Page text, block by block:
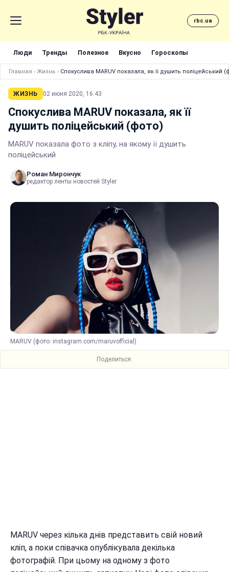
rbc.ua
Люди Тренды Полезное Вкусно Гороскопы
Главная › Жизнь › Спокуслива MARUV показала, як її душить поліцейський
ЖИЗНЬ 02 июня 2020, 16:43
Спокуслива MARUV показала, як її
душить поліцейський (фото)
MARUV показала фото з кліпу, на якому її душить
поліцейський
Роман Мирончук
редактор ленты новостей Styler
MARUV (фото: instagram.com/maruvofficial)
Поделиться:
MARUV через кілька днів представить свій новий
кліп, а поки співачка опублікувала декілька
фотографій. При цьому на одному з фото